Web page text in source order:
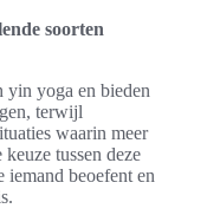
soorten
yin yoga en bieden
terwijl
waarin meer
tussen deze
iemand beoefent en